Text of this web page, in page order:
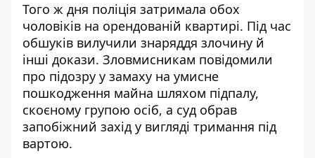
Того ж дня поліція затримала обох
чоловіків на орендованій квартирі. Під час
обшуків вилучили знаряддя злочину й
інші докази. Зловмисникам повідомили
про підозру у замаху на умисне
пошкодження майна шляхом підпалу,
скоєному групою осіб, а суд обрав
запобіжний захід у вигляді тримання під
вартою.